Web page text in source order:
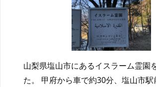
山梨県塩山市にあるイスラーム霊園
た。 甲府から車で約30分、塩山市駅